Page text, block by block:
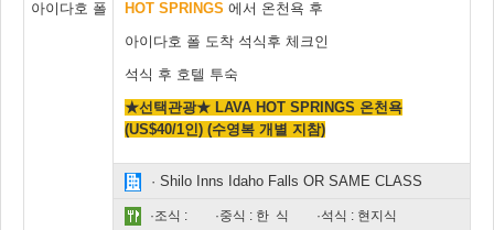
아이다호 폴 HOT SPRINGS 에서 온천욕 후
아이다호 폴 도착 석식후 체크인
석식 후 호텔 투숙
★선택관광★ LAVA HOT SPRINGS 온천욕
(US$40/1인) (수영복 개별 지참)
· Shilo Inns Idaho Falls OR SAME CLASS
·조식 : ·중식 : 한 식 ·석식 : 현지식